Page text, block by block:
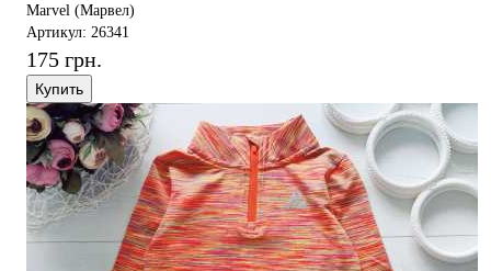
Marvel (Марвел)
Артикул: 26341
175 грн.
Купить